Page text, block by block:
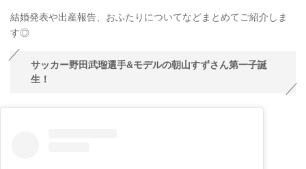
結婚発表や出産報告、おふたりについてなどまとめてご紹介しま
す◎
サッカー野田武瑠選手&モデルの朝山すずさん第一子誕
生！